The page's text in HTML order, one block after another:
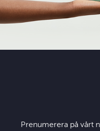
Prenumerera på vårt